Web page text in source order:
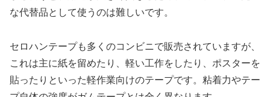
な代替品として使うのは難しいです。
セロハンテープも多くのコンビニで販売されていますが、
これは主に紙を留めたり、軽い工作をしたり、ポスターを
貼ったりといった軽作業向けのテープです。粘着力やテー